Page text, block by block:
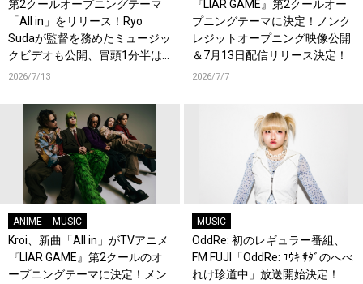
第2クールオープニングテーマ
「All in」をリリース！Ryo
Sudaが監督を務めたミュージッ
クビデオも公開、冒頭1分半は
ワンカット！
2026/7/13
『LIAR GAME』第2クールオー
プニングテーマに決定！ノンク
レジットオープニング映像公開
＆7月13日配信リリース決定！
2026/7/7
ANIME MUSIC
Kroi、新曲「All in」がTVアニメ
『LIAR GAME』第2クールのオ
ープニングテーマに決定！メン
MUSIC
OddRe: 初のレギュラー番組、
FM FUJI「OddRe: ﾕｳｷ ｻﾀﾞのへべ
れけ珍道中」放送開始決定！